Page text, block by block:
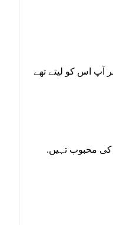
اس کو لیتے تھے
محبوب تہیں.